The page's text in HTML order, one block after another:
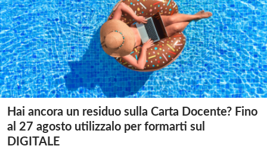
Hai ancora un residuo sulla Carta Docente? Fino
al 27 agosto utilizzalo per formarti sul
DIGITALE